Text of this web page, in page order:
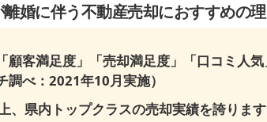
婚に伴う不動産売却におすすめの理
顧客満足度」「売却満足度」「口コミ人気
調べ：2021年10月実施）
、県内トップクラスの売却実績を誇ります